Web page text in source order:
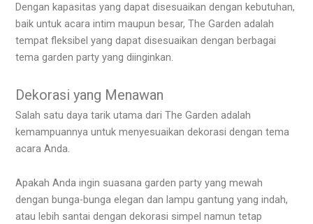
Dengan kapasitas yang dapat disesuaikan dengan kebutuhan,
baik untuk acara intim maupun besar, The Garden adalah
tempat fleksibel yang dapat disesuaikan dengan berbagai
tema garden party yang diinginkan.
Dekorasi yang Menawan
Salah satu daya tarik utama dari The Garden adalah
kemampuannya untuk menyesuaikan dekorasi dengan tema
acara Anda.
Apakah Anda ingin suasana garden party yang mewah
dengan bunga-bunga elegan dan lampu gantung yang indah,
atau lebih santai dengan dekorasi simpel namun tetap